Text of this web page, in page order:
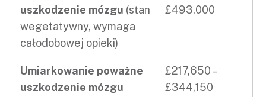
uszkodzenie mózgu (stan
wegetatywny, wymaga
całodobowej opieki)
£493,000
Umiarkowanie poważne
uszkodzenie mózgu
£217,650 –
£344,150